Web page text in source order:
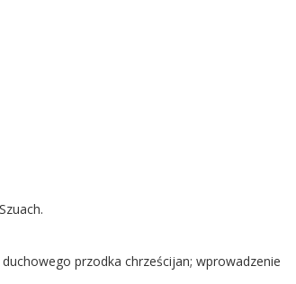
przodka chrześcijan; wprowadzenie